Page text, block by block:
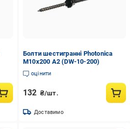
Болти шестигранні Photonica
М10х200 А2 (DW-10-200)
оцінити
132 ₴/шт.
Доставимо